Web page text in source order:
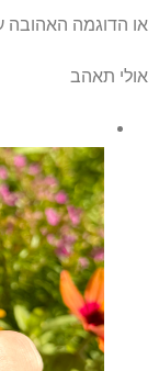
או הדוגמה האהובה
אולי תאהב